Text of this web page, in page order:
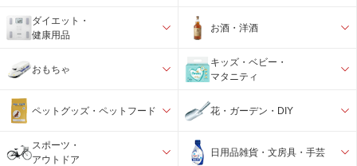
ダイエット・
健康用品
お酒・洋酒
おもちゃ
キッズ・ベビー・
マタニティ
ペットグッズ・ペットフード 花・ガーデン・DIY
スポーツ・
アウトドア
日用品雑貨・文房具・手芸